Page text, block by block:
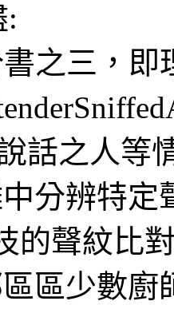
:
之三，即
話之人等
分辨特定
的聲紋比
區少數廚